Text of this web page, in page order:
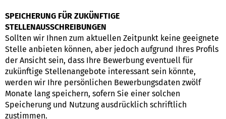
SPEICHERUNG FÜR ZUKÜNFTIGE
STELLENAUSSCHREIBUNGEN
Sollten wir Ihnen zum aktuellen Zeitpunkt keine geeignete
Stelle anbieten können, aber jedoch aufgrund Ihres Profils
der Ansicht sein, dass Ihre Bewerbung eventuell für
zukünftige Stellenangebote interessant sein könnte,
werden wir Ihre persönlichen Bewerbungsdaten zwölf
Monate lang speichern, sofern Sie einer solchen
Speicherung und Nutzung ausdrücklich schriftlich
zustimmen.